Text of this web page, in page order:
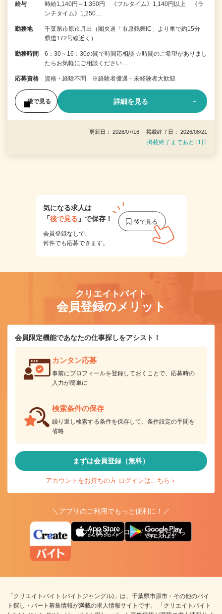
給与
時給1,140円～1,350円 《フルタイム》1,140円以上 《ラ
ンチタイム》1,250…
勤務地
千葉県市原市月出（圏央道「市原鶴舞IC」より車で約15分
県道172号線近く）
勤務時間
6：30～16：30の間で時間応相談 ☆時間のご希望がありまし
たらお気軽にご相談ください…
応募資格 資格・経験不問 ※経験者優遇・未経験者大歓迎
後で見る 詳細を見る
更新日： 2026/07/16 掲載終了日： 2026/08/21
掲載終了まであと11日
1
気になる求人は
「後で見る 」で保存！
会員登録なしで、
何件でも応募できます。
クリエイトバイト
会員登録のメリット
会員限定機能であなたの仕事探しをアシスト！
カンタン応募
事前にプロフィールを登録しておくことで、応募時の
入力が簡単に
検索条件の保存
繰り返し検索する条件を保存して、条件設定の手間を
省略
まずは会員登録（無料）
アカウントをお持ちの方 ログインはこちら＞
＼アプリのご利用でもっと便利に！／
アプリ版ダウンロードはこちらから
「クリエイトバイト (バイトジャングル)」は、千葉県市原市・その他のバイ
ト探し・パート募集情報が満載の求人情報サイトです。 「クリエイトバイト